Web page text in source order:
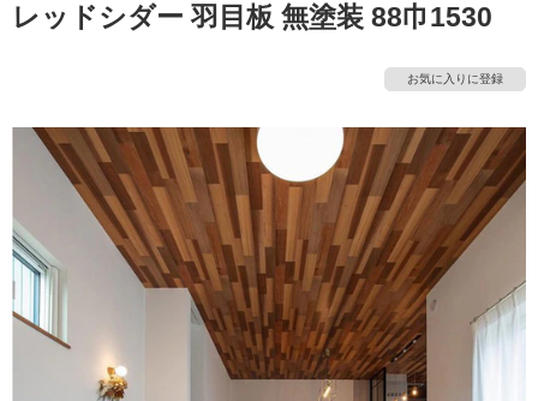
キッチン 浴室（風呂・
バスルー
トイレ
扉
エクステリア（外構）
ウッドデッキ フローリング・ 床材
収納 インテリア・家具
照明 ペット用品
内装用建材 パネル・壁材
施工事例 法人案件納入事例
インタビュー
店舗・施設事例
ショールーム
ショールーム
大阪 ショールーム ショールーム
名古屋ショールーム 京都ショールーム
福岡 ショールーム 札幌スマートショールー
ム
横浜スマート
ショールー
ム
ウェルビーみのお
HDC
BOX
サポート
ご利用ガイド 初めての方へ
よくある質問 お問い合わせ
修理お問い合わせ クレーム公開
説明書・図面検索 水まわり3年保証
その他サービス
ミラタップと創る家
ASOLIE
工事会社紹介 Coziコンシ
ェルジュ
自分らしい家づくり
SUVACO
最高のリノベ会社が
みつ
かるリノベりす
レッドシダー 羽目板 無塗装 88巾1530
お気に入りに登録